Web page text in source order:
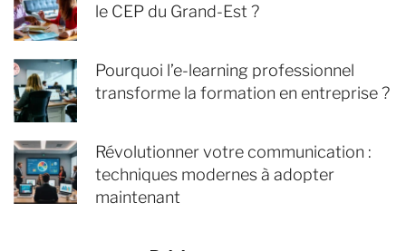
le CEP du Grand-Est ?
Pourquoi l’e-learning professionnel
transforme la formation en entreprise ?
Révolutionner votre communication :
techniques modernes à adopter
maintenant